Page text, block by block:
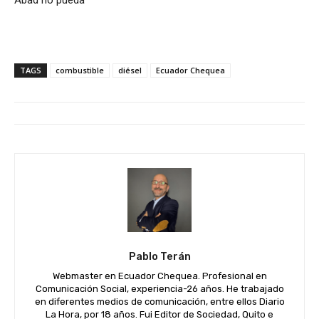
TAGS combustible diésel Ecuador Chequea
Pablo Terán
Webmaster en Ecuador Chequea. Profesional en
Comunicación Social, experiencia-26 años. He trabajado
en diferentes medios de comunicación, entre ellos Diario
La Hora, por 18 años. Fui Editor de Sociedad, Quito e